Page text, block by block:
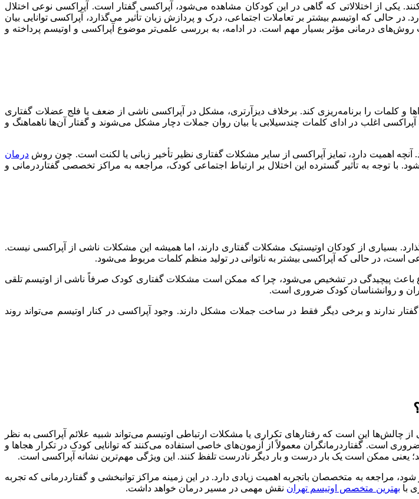
یکی از اختلالاتی که گاهی در این کودکان مشاهده می‌شود، آپراکسی گفتار است. آپراکسی نوعی اختلال
حالی که اوتیسم بیشتر بر تعاملات اجتماعی، درک و پردازش زبان تأثیر می‌گذارد، آپراکسی توانایی بیان
درمانی مؤثر بسیار مهم است. در ادامه، به بررسی علمی‌تر موضوع آپراکسی و اوتیسم پرداخته و
و کلمات را برنامه‌ریزی کند. برخلاف دیزآرتری، مشکل در آپراکسی ناشی از ضعف یا فلج عضلات گفتاری
اغلب در ادای کلمات چندسیلابی یا بیان روان جملات دچار مشکل می‌شوند و گفتار آن‌ها ناهماهنگ و
آنچه اهمیت دارد، تمایز آپراکسی از سایر مشکلات گفتاری نظیر تأخیر زبانی یا لکنت است. چون روش درمان
با توجه به تأثیر گسترده این اختلال بر ارتباط اجتماعی کودک، مراجعه به مراکز تخصصی گفتاردرمانی و
بسیاری از کودکان اوتیستیک مشکلات گفتاری دارند، اما همیشه این مشکلات ناشی از آپراکسی نیست.
در حالی که آپراکسی بیشتر به ناتوانی در تولید منظم کلمات مربوط می‌شود.
باعث پیچیدگی در تشخیص می‌شود، چرا که ممکن است مشکلات گفتاری کودک صرفاً ناشی از اوتیسم تلقی
و روانشناسان کودک ضروری است.
ندارند و برخی دیگر فقط در ساخت جملات مشکل دارند. وجود آپراکسی در کنار اوتیسم می‌تواند روند
این است که رفتارهای تکراری یا مشکلات ارتباطی اوتیسم می‌تواند شبیه علائم آپراکسی به نظر
است. گفتاردرمانگران معمولاً از آزمون‌های خاصی استفاده می‌کنند که توانایی کودک در تکرار هجاها و
یعنی ممکن است یک بار درست و بار دیگر نادرست تلفظ کنند. این ویژگی مهم‌ترین نشانه آپراکسی است.
مراجعه به متخصصان باتجربه اهمیت زیادی دارد. در این زمینه مراکز توانبخشی و گفتاردرمانی که تجربه
با بهترین متخصص اوتیسم تهران نقش مهمی در مسیر درمان خواهد داشت.